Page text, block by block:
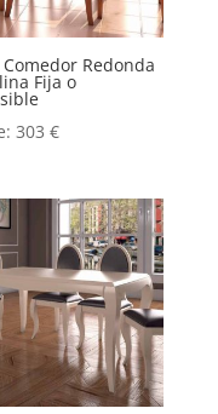
Redonda
Fija o
303€